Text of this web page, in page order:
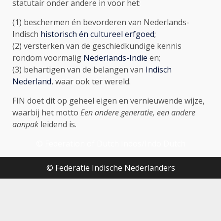
statutair onder andere in voor het:
(1) beschermen én bevorderen van Nederlands-
Indisch historisch én cultureel erfgoed;
(2) versterken van de geschiedkundige kennis
rondom voormalig Nederlands-Indië en;
(3) behartigen van de belangen van Indisch
Nederland, waar ook ter wereld.
FIN doet dit op geheel eigen en vernieuwende wijze,
waarbij het motto Een andere generatie, een andere
aanpak leidend is.
© Federatie Indische Nederlanders